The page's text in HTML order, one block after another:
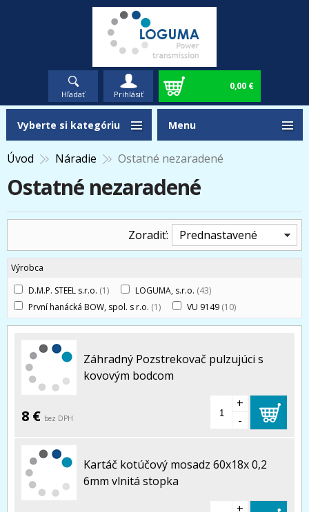
Hľadať Prihlásiť
0,00 €
Úvod Náradie Ostatné nezaradené
Ostatné nezaradené
Zoradiť: Prednastavené
Výrobca
D.M.P. STEEL s.r.o. (1) LOGUMA, s.r.o. (43)
První hanácká BOW, spol. s r.o. (1) VU 9149 (10)
Záhradný Pozstrekovač pulzujúci s
kovovým bodcom
8 € bez DPH
+
-
Kartáč kotúčový mosadz 60x18x 0,2
6mm vlnitá stopka
+
Vyberte si kategóriu Menu